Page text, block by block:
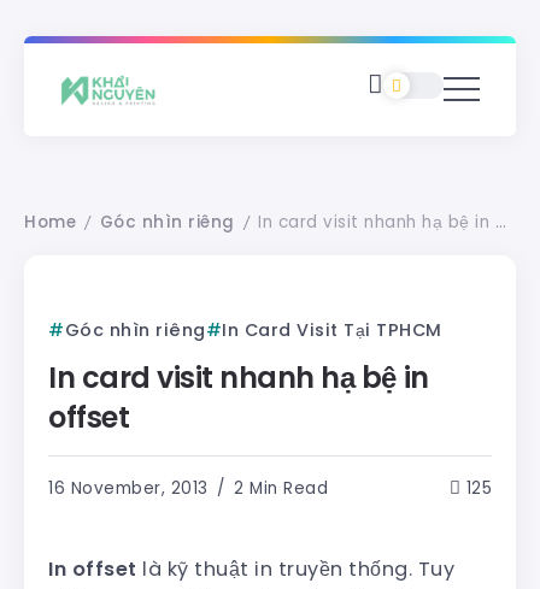
Home / Góc nhìn riêng / In card visit nhanh hạ bệ in offset
Góc nhìn riêng In Card Visit Tại TPHCM
In card visit nhanh hạ bệ in
offset
16 November, 2013 2 Min Read 125
In offset là kỹ thuật in truyền thống. Tuy